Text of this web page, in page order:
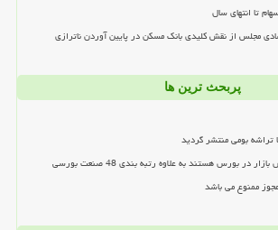
تا انتهای سال
مجلس از نقش کلیدی بانک مسکن در پایین آوردن ناترازی
پربحث ترین ها
بومی منتشر گردید
بورس هستند به علاوه رتبه بندی 48 صنعت بورسی
ممنوع می باشد